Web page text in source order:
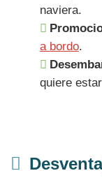
naviera.
a bordo.
quiere